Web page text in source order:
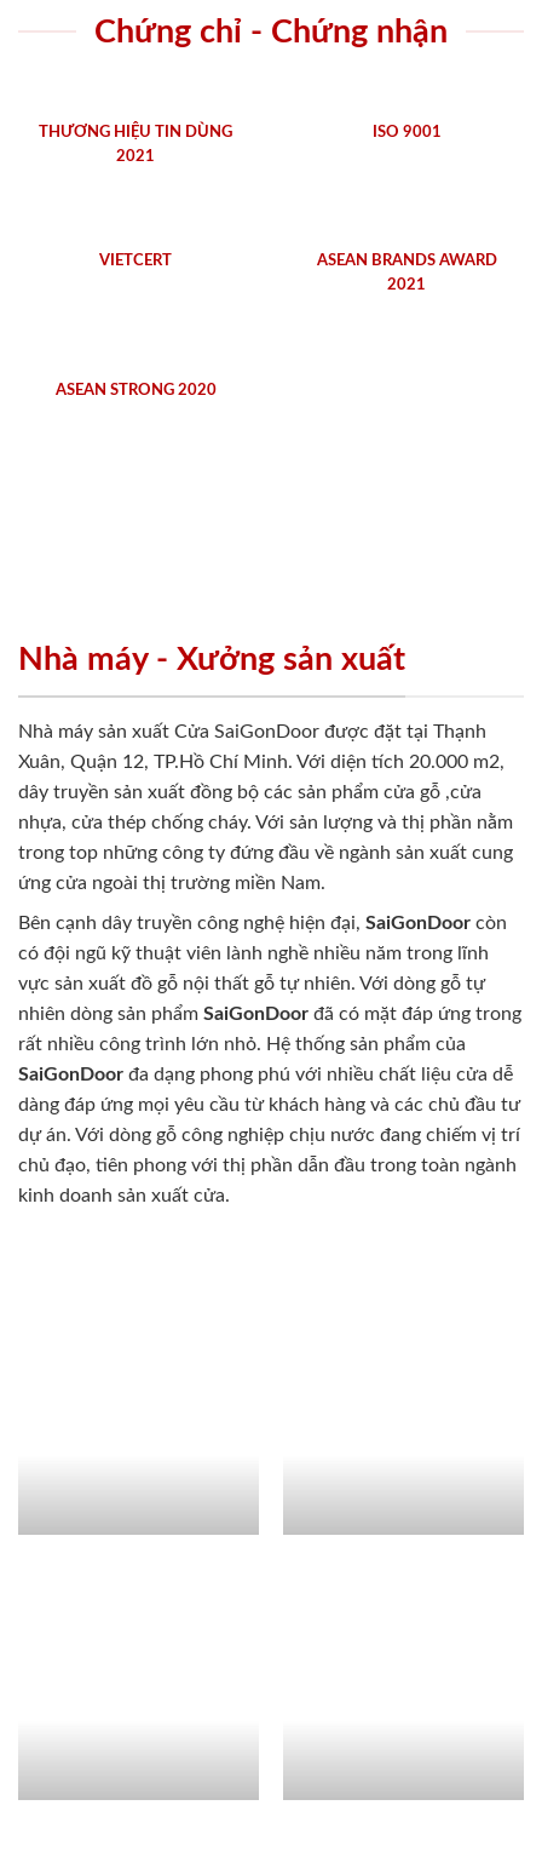
Chứng chỉ - Chứng nhận
THƯƠNG HIỆU TIN DÙNG
2021
ISO 9001
VIETCERT
ASEAN BRANDS AWARD
2021
ASEAN STRONG 2020
Nhà máy - Xưởng sản xuất
Nhà máy sản xuất Cửa SaiGonDoor được đặt tại Thạnh
Xuân, Quận 12, TP.Hồ Chí Minh. Với diện tích 20.000 m2,
dây truyền sản xuất đồng bộ các sản phẩm cửa gỗ ,cửa
nhựa, cửa thép chống cháy. Với sản lượng và thị phần nằm
trong top những công ty đứng đầu về ngành sản xuất cung
ứng cửa ngoài thị trường miền Nam.
Bên cạnh dây truyền công nghệ hiện đại, SaiGonDoor còn
có đội ngũ kỹ thuật viên lành nghề nhiều năm trong lĩnh
vực sản xuất đồ gỗ nội thất gỗ tự nhiên. Với dòng gỗ tự
nhiên dòng sản phẩm SaiGonDoor đã có mặt đáp ứng trong
rất nhiều công trình lớn nhỏ. Hệ thống sản phẩm của
SaiGonDoor đa dạng phong phú với nhiều chất liệu cửa dễ
dàng đáp ứng mọi yêu cầu từ khách hàng và các chủ đầu tư
dự án. Với dòng gỗ công nghiệp chịu nước đang chiếm vị trí
chủ đạo, tiên phong với thị phần dẫn đầu trong toàn ngành
kinh doanh sản xuất cửa.